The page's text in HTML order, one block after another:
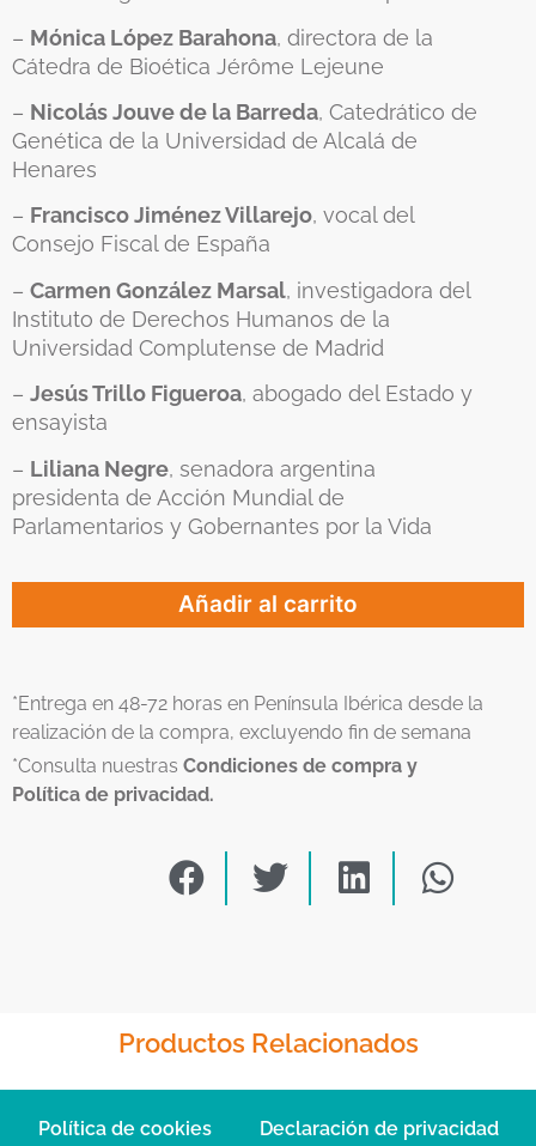
– Mónica López Barahona, directora de la
Cátedra de Bioética Jérôme Lejeune
– Nicolás Jouve de la Barreda, Catedrático de
Genética de la Universidad de Alcalá de
Henares
– Francisco Jiménez Villarejo, vocal del
Consejo Fiscal de España
– Carmen González Marsal, investigadora del
Instituto de Derechos Humanos de la
Universidad Complutense de Madrid
– Jesús Trillo Figueroa, abogado del Estado y
ensayista
– Liliana Negre, senadora argentina
presidenta de Acción Mundial de
Parlamentarios y Gobernantes por la Vida
Añadir al carrito
*Entrega en 48-72 horas en Península Ibérica desde la
realización de la compra, excluyendo fin de semana
*Consulta nuestras Condiciones de compra y
Política de privacidad.
Productos Relacionados
Política de cookies Declaración de privacidad